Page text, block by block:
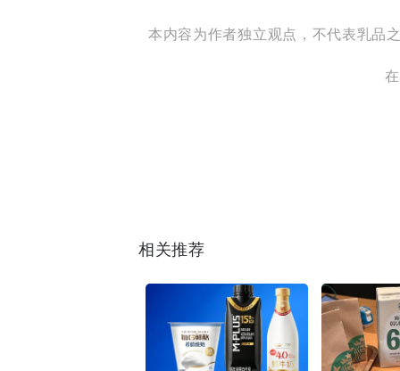
本内容为作者独立观点，不代表乳品
相关推荐